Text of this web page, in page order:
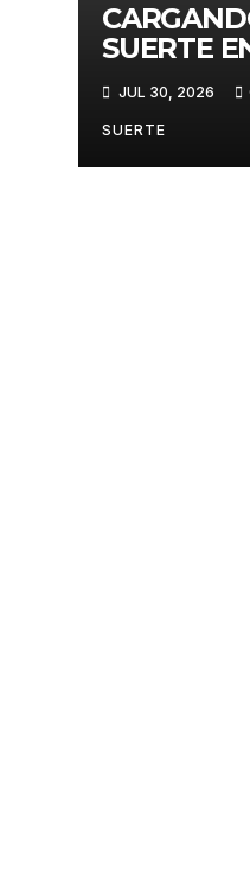
SUERTE
30 DE
JUL 30, 2026
SUERTE